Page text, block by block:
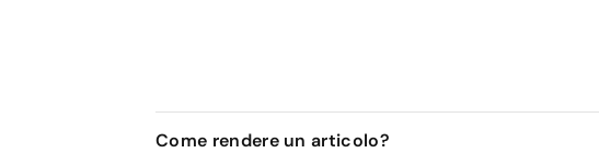
Come rendere un articolo?